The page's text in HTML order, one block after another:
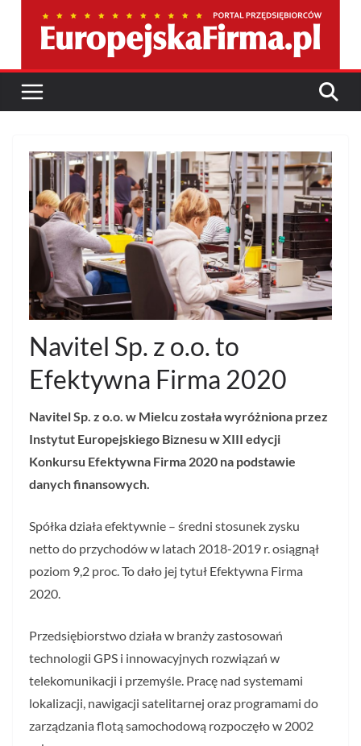
Navitel Sp. z o.o. to
Efektywna Firma 2020
Navitel Sp. z o.o. w Mielcu została wyróżniona przez
Instytut Europejskiego Biznesu w XIII edycji
Konkursu Efektywna Firma 2020 na podstawie
danych finansowych.
Spółka działa efektywnie – średni stosunek zysku
netto do przychodów w latach 2018-2019 r. osiągnął
poziom 9,2 proc. To dało jej tytuł Efektywna Firma
2020.
Przedsiębiorstwo działa w branży zastosowań
technologii GPS i innowacyjnych rozwiązań w
telekomunikacji i przemyśle. Pracę nad systemami
lokalizacji, nawigacji satelitarnej oraz programami do
zarządzania flotą samochodową rozpoczęło w 2002